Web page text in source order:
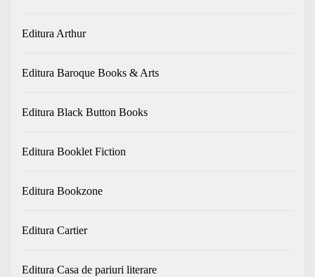
Editura Arthur
Editura Baroque Books & Arts
Editura Black Button Books
Editura Booklet Fiction
Editura Bookzone
Editura Cartier
Editura Casa de pariuri literare